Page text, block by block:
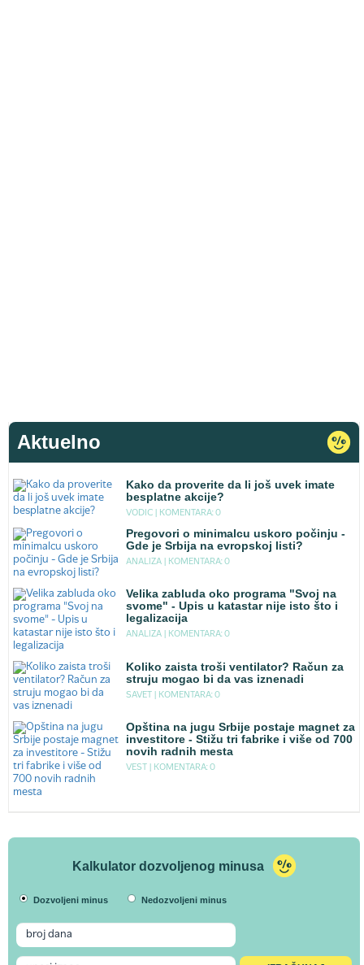
Aktuelno
Kako da proverite da li još uvek imate
besplatne akcije?
VODIC | KOMENTARA: 0
Pregovori o minimalcu uskoro počinju -
Gde je Srbija na evropskoj listi?
ANALIZA | KOMENTARA: 0
Velika zabluda oko programa "Svoj na
svome" - Upis u katastar nije isto što i
legalizacija
ANALIZA | KOMENTARA: 0
Koliko zaista troši ventilator? Račun za
struju mogao bi da vas iznenadi
SAVET | KOMENTARA: 0
Opština na jugu Srbije postaje magnet za
investitore - Stižu tri fabrike i više od 700
novih radnih mesta
VEST | KOMENTARA: 0
Kalkulator dozvoljenog minusa
Dozvoljeni minus Nedozvoljeni minus